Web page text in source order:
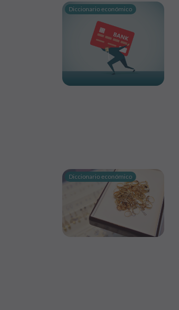
Diccionario económico
Diccionario económico